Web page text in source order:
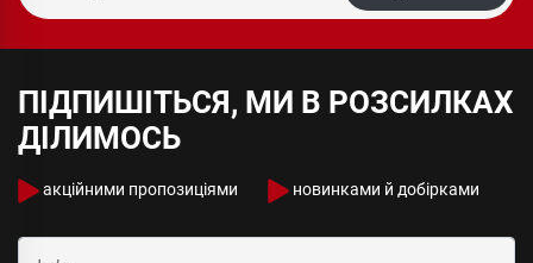
ПІДПИШІТЬСЯ, МИ В РОЗСИЛКАХ
ДІЛИМОСЬ
акційними пропозиціями новинками й добірками